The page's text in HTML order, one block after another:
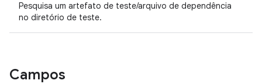
Pesquisa um artefato de teste/arquivo de dependência
no diretório de teste.
Campos